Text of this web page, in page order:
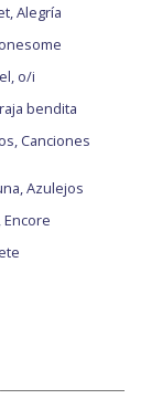
Alegría
o/i
bendita
Canciones
Azulejos